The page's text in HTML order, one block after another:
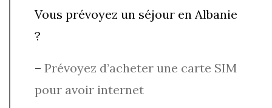
Vous prévoyez un séjour en Albanie
?
– Prévoyez d’acheter une carte SIM
pour avoir internet